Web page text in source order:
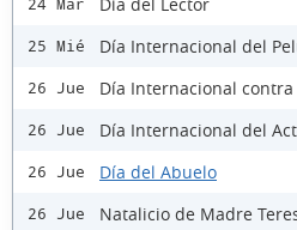
24 Mar
25 Mié Día Internacional del
26 Jue Día Internacional
26 Jue Día Internacional del
26 Jue Día del Abuelo
26 Jue Natalicio de Madre